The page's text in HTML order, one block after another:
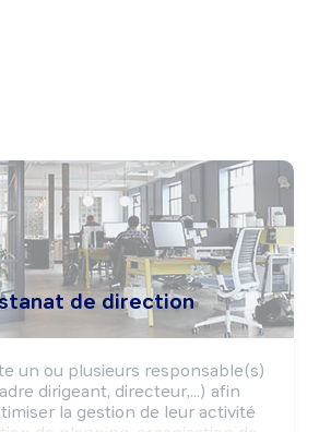
de direction
un ou plusieurs responsable(s)
dirigeant, directeur,...) afin
la gestion de leur activité